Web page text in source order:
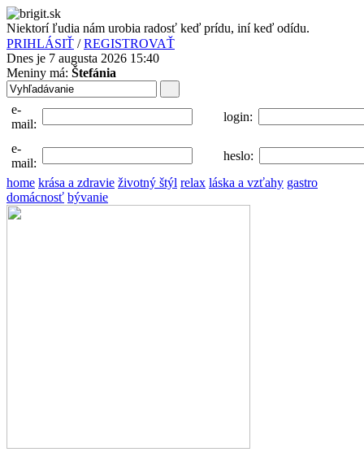
Niektorí ľudia nám urobia radosť keď prídu, iní keď odídu.
PRIHLÁSIŤ /REGISTROVAŤ
Dnes je 7 augusta 2026 15:40
Meniny má: Štefánia
e-
mail:
login:
e-
mail:
heslo:
home krása a zdravie životný štýl relax láska a vzťahy gastro
domácnosť bývanie